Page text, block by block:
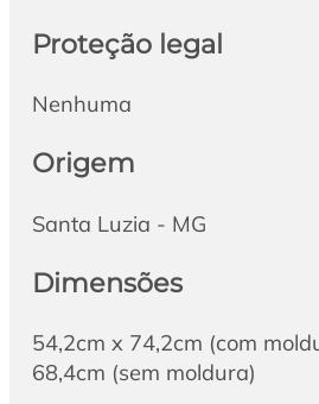
Proteção legal
Nenhuma
Origem
Santa Luzia - MG
Dimensões
54,2cm x 74,2cm (com
68,4cm (sem moldura)